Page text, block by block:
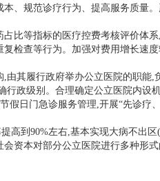
、规范诊疗行为、提高服务质
等指标的医疗控费考核评价体
检查等行为。加强对费用增长速
履行政府举办公立医院的职能,
政级别。合理确定公立医院内设机
门急诊服务管理,开展“先诊疗
到90%左右,基本实现大病不出
资本对部分公立医院进行多种形式